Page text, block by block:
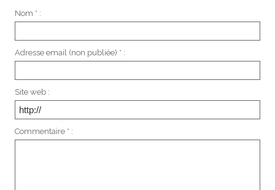
Nom * :
Adresse email (non publiée) * :
Site web :
Commentaire * :